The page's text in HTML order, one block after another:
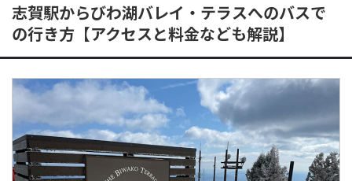
志賀駅からびわ湖バレイ・テラスへのバスで
の行き方【アクセスと料金なども解説】